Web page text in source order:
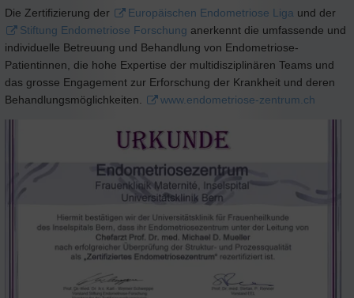
Die Zertifizierung der
Europäischen Endometriose Liga und der
Stiftung Endometriose Forschung anerkennt die umfassende und
individuelle Betreuung und Behandlung von Endometriose-
Patientinnen, die hohe Expertise der multidisziplinären Teams und
das grosse Engagement zur Erforschung der Krankheit und deren
Behandlungsmöglichkeiten.
www.endometriose-zentrum.ch